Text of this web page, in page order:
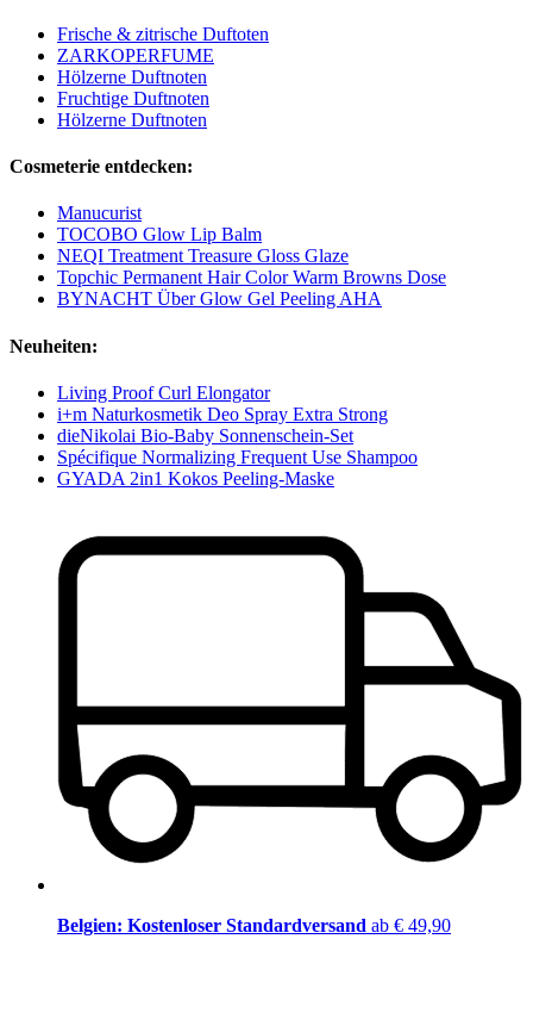
Frische & zitrische Duftoten
ZARKOPERFUME
Hölzerne Duftnoten
Fruchtige Duftnoten
Hölzerne Duftnoten
Cosmeterie entdecken:
Manucurist
TOCOBO Glow Lip Balm
NEQI Treatment Treasure Gloss Glaze
Topchic Permanent Hair Color Warm Browns Dose
BYNACHT Über Glow Gel Peeling AHA
Neuheiten:
Living Proof Curl Elongator
i+m Naturkosmetik Deo Spray Extra Strong
dieNikolai Bio-Baby Sonnenschein-Set
Spécifique Normalizing Frequent Use Shampoo
GYADA 2in1 Kokos Peeling-Maske
Belgien: Kostenloser Standardversand ab € 49,90